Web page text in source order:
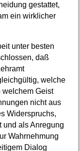
gestattet,
ein wirklicher
unter besten
daß
welche
welchem Geist
nicht aus
Widerspruchs,
und als Anregung
Wahrnehmung
Dialog